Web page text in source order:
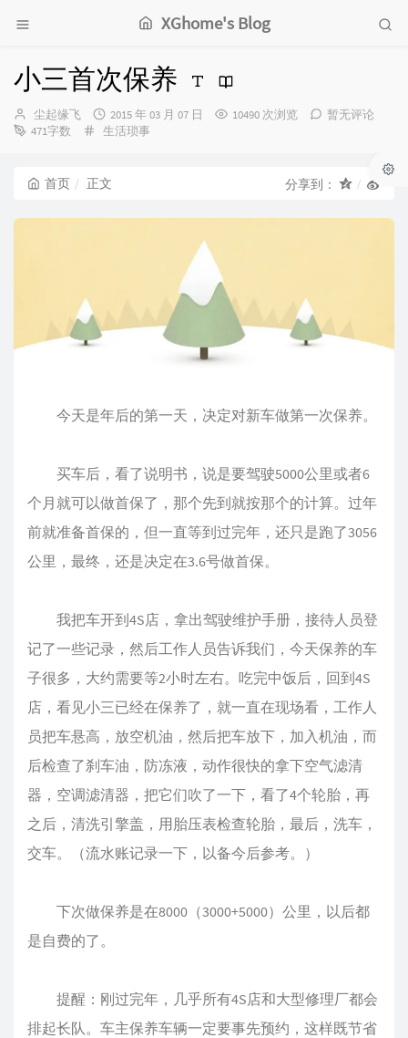
XGhome's Blog
小三首次保养
博
主：
尘起缘飞
发
布
2015 年 03 月 07 日 10490 次浏览
暂无评论
471字数
分
生活琐事
首页 正文 分享到：
今天是年后的第一天，决定对新车做第一次保养。
买车后，看了说明书，说是要驾驶5000公里或者6
个月就可以做首保了，那个先到就按那个的计算。过年
前就准备首保的，但一直等到过完年，还只是跑了3056
公里，最终，还是决定在3.6号做首保。
我把车开到4S店，拿出驾驶维护手册，接待人员登
记了一些记录，然后工作人员告诉我们，今天保养的车
子很多，大约需要等2小时左右。吃完中饭后，回到4S
店，看见小三已经在保养了，就一直在现场看，工作人
员把车悬高，放空机油，然后把车放下，加入机油，而
后检查了刹车油，防冻液，动作很快的拿下空气滤清
器，空调滤清器，把它们吹了一下，看了4个轮胎，再
之后，清洗引擎盖，用胎压表检查轮胎，最后，洗车，
交车。（流水账记录一下，以备今后参考。）
下次做保养是在8000（3000+5000）公里，以后都
是自费的了。
提醒：刚过完年，几乎所有4S店和大型修理厂都会
排起长队。车主保养车辆一定要事先预约，这样既节省